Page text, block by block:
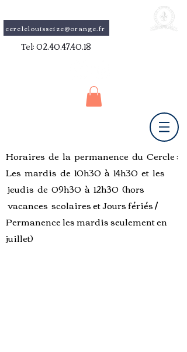
cerclelouisseize@orange.fr
Tel:02.40.47.40.18
Horaires de la permanence du Cercle :
Les mardis de 10h30 à 14h30 et les
jeudis de 09h30 à 12h30 (hors
vacances scolaires et Jours fériés /
Permanence les mardisseulementen
juillet)